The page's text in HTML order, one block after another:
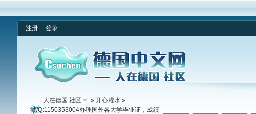
注册 登录
人在德国 社区 » 开心灌水»
微/Q:1150353004办理国外各大学毕业证，成绩